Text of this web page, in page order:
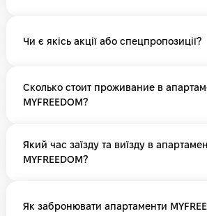
Чи є якісь акції або спецпропозиції?
Сколько стоит проживание в
MYFREEDOM?
Який час заїзду та виїзду в
MYFREEDOM?
Як забронювати апартаменти